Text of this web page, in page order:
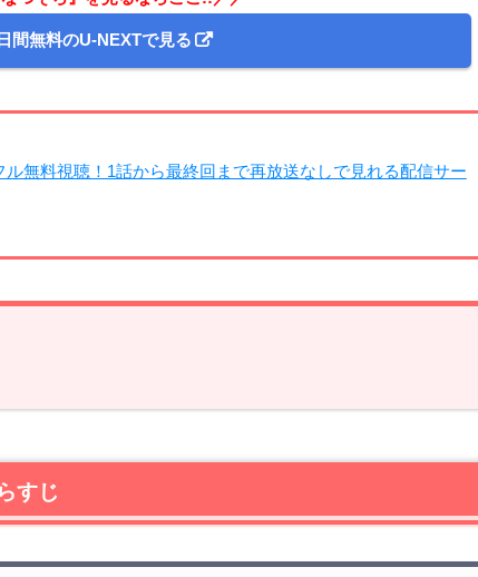
間無料のU-NEXTで見る
無料視聴！1話から最終回まで再放送なしで見れる配信サー
じ
供の心理を子供の声から学ぶ
すじ